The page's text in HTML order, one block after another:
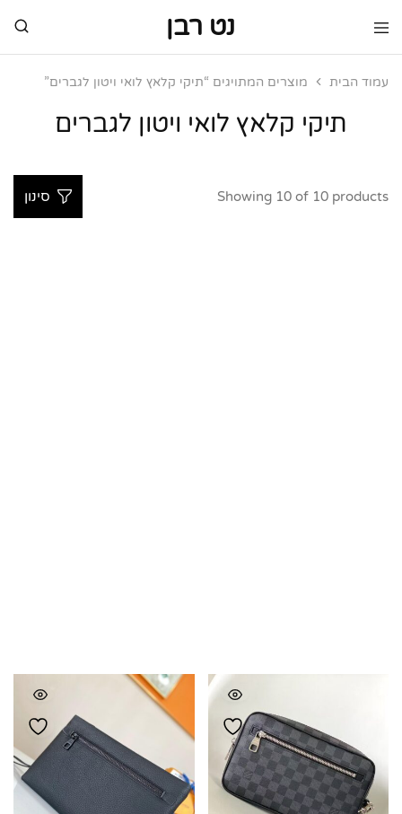
נט רבן
נט
מותגי
מותגי
עמוד הבית מוצרים המתויגים “תיקי קלאץ לואי ויטון לגברים”
תיקי קלאץ לואי ויטון לגברים
Showing 10 of 10 products